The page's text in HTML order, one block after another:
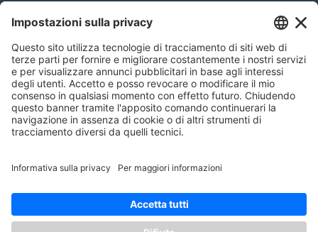
CONTATTI
Edi.Ermes srl
Viale E. Forlanini, 21 - 20134, Milano
(+39)027021121
E-mail:eeinfo@eenet.it
ORARI
Lunedì — Giovedì: - 08:30 - 13:00 – 14:00 - 17:30
Venerdì: - 08:30 - 13:00 – 14:00 - 16:00